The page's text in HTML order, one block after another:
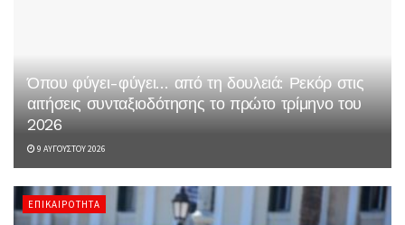
Όπου φύγει-φύγει… από τη δουλειά: Ρεκόρ στις
αιτήσεις συνταξιοδότησης το πρώτο τρίμηνο του
2026
9 ΑΥΓΟΎΣΤΟΥ 2026
ΕΠΙΚΑΙΡΌΤΗΤΑ